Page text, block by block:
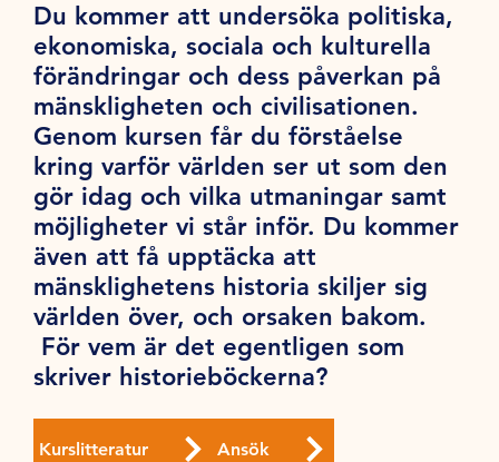
Du kommer att undersöka politiska,
ekonomiska, sociala och kulturella
förändringar och dess påverkan på
mänskligheten och civilisationen.
Genom kursen får du förståelse
kring varför världen ser ut som den
gör idag och vilka utmaningar samt
möjligheter vi står inför. Du kommer
även att få upptäcka att
mänsklighetens historia skiljer sig
världen över, och orsaken bakom.
För vem är det egentligen som
skriver historieböckerna?
Kurslitteratur Ansök